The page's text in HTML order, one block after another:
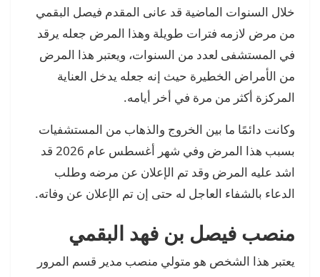
خلال السنوات الماضية قد عانى المقدم فيصل البقمي
من مرض لازمه فترات طويلة وهذا المرض جعله يرقد
في المستشفى لعدد من السنوات، ويعتبر هذا المرض
من الأمراض الخطيرة حيث إنه جعله يدخل العناية
المركزة أكثر من مرة في أخر أيامه.
وكانت دائمًا ما بين الخروج والذهاب من المستشفيات
بسبب هذا المرض وفي شهر أغسطس عام 2026 قد
اشد عليه المرض وقد تم الإعلان عن مرضه وطلب
الدعاء بالشفاء العاجل له حتى إن تم الإعلان عن وفاته.
منصب فيصل بن فهد البقمي
يعتبر هذا الشخص هو متولي منصب مدير قسم المرور